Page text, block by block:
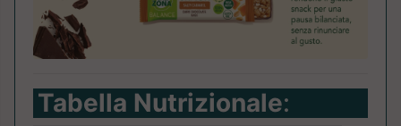
Tabella Nutrizionale: